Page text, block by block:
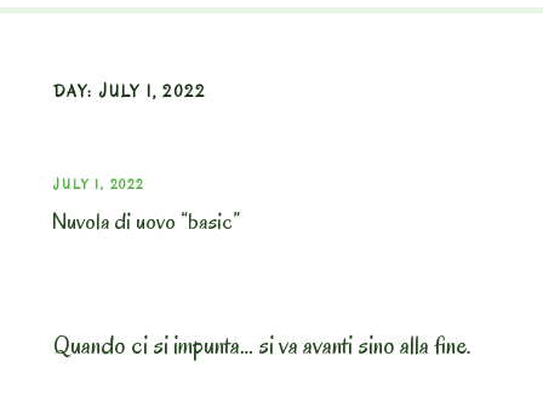
DAY: JULY 1, 2022
POSTED
ON
JULY 1, 2022
Nuvola di uovo “basic”
Quando ci si impunta… si va avanti sino alla fine.